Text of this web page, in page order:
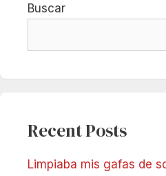
Buscar
Recent Posts
Limpiaba mis gafas de